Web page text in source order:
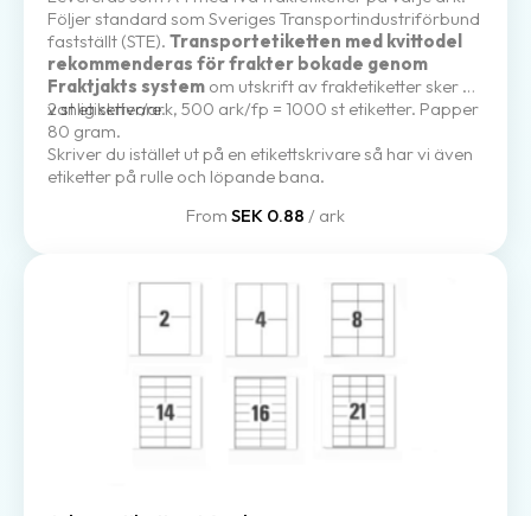
Följer standard som Sveriges Transportindustriförbund
fastställt (STE). Transportetiketten med kvittodel
rekommenderas för frakter bokade genom
Fraktjakts system om utskrift av fraktetiketter sker på
vanlig skrivare.
2 st etiketter/ark, 500 ark/fp = 1000 st etiketter. Papper
80 gram.
Skriver du istället ut på en etikettskrivare så har vi även
etiketter på rulle och löpande bana.
From SEK 0.88 / ark